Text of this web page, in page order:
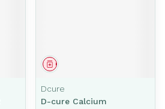
Geneesmiddel
Dcure
D-cure Calcium